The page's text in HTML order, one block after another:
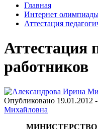
Главная
Интернет
Аттестация
Аттестация
работников
Опубликовано 19.01.2012
Михайловна
МИНИСТЕРСТВО